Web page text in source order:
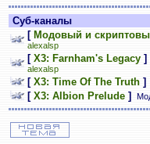
Суб-каналы
[ Модовый и
alexalsp
[ X3: Farnham's Legacy ]
alexalsp
[ X3: Time Of The Truth ]
[ X3: Albion Prelude ]